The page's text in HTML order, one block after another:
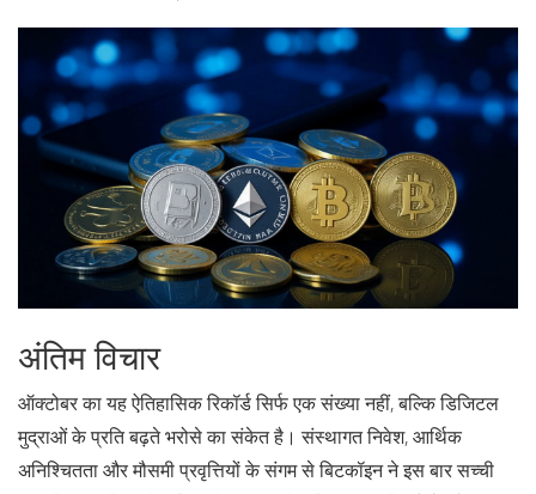
अंतिम विचार
ऑक्टोबर का यह ऐतिहासिक रिकॉर्ड सिर्फ एक संख्या नहीं, बल्कि डिजिटल
मुद्राओं के प्रति बढ़ते भरोसे का संकेत है। संस्थागत निवेश, आर्थिक
अनिश्चितता और मौसमी प्रवृत्तियों के संगम से बिटकॉइन ने इस बार सच्ची